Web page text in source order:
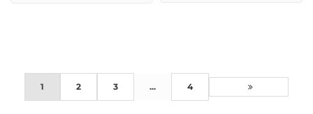
1 2 3 ... 4